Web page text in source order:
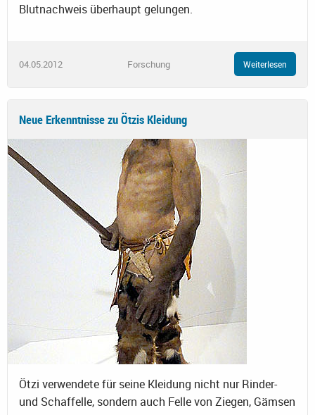
Blutnachweis überhaupt gelungen.
04.05.2012 Forschung Weiterlesen
Neue Erkenntnisse zu Ötzis Kleidung
Ötzi verwendete für seine Kleidung nicht nur Rinder-
und Schaffelle, sondern auch Felle von Ziegen, Gämsen